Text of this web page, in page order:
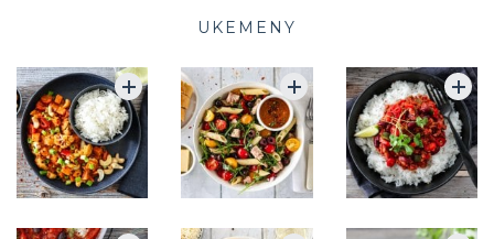
UKEMENY